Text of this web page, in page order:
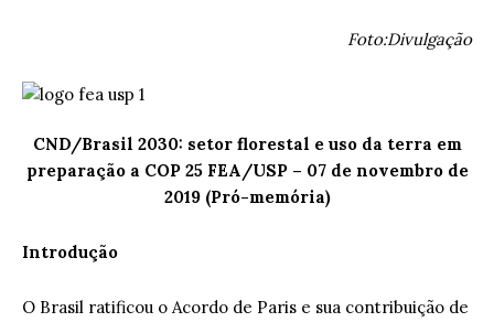
Foto:Divulgação
CND/Brasil 2030: setor florestal e uso da terra em
preparação a COP 25 FEA/USP – 07 de novembro de
2019 (Pró-memória)
Introdução
O Brasil ratificou o Acordo de Paris e sua contribuição de